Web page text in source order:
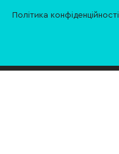
Політика конфіденційності